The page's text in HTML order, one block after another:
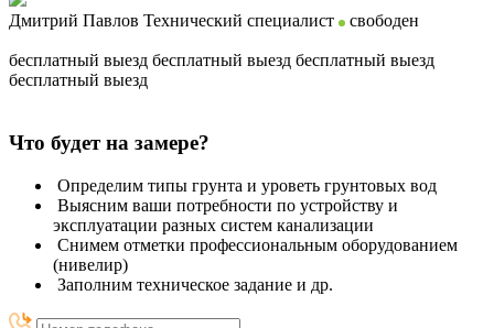
Дмитрий Павлов Технический специалист свободен
бесплатный выезд бесплатный выезд бесплатный выезд
бесплатный выезд
Что будет на замере?
Определим типы грунта и уроветь грунтовых вод
Выясним ваши потребности по устройству и
эксплуатации разных систем канализации
Снимем отметки профессиональным оборудованием
(нивелир)
Заполним техническое задание и др.